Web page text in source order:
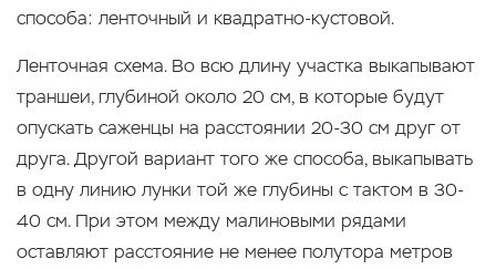
способа: ленточный и квадратно-кустовой.
Ленточная схема. Во всю длину участка выкапывают
траншеи, глубиной около 20 см, в которые будут
опускать саженцы на расстоянии 20-30 см друг от
друга. Другой вариант того же способа, выкапывать
в одну линию лунки той же глубины с тактом в 30-
40 см. При этом между малиновыми рядами
оставляют расстояние не менее полутора метров